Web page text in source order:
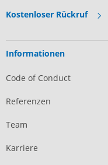
Kostenloser Rückruf
Informationen
Code of Conduct
Referenzen
Team
Karriere